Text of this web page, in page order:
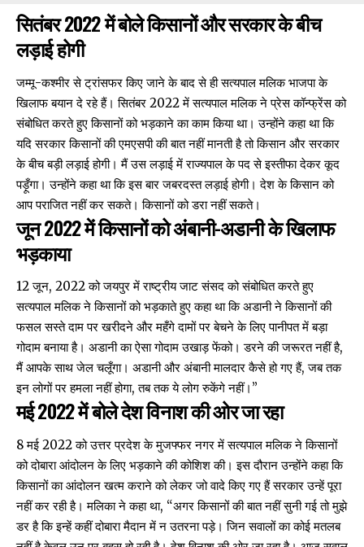
सितंबर 2022 में बोले किसानों और सरकार के बीच
लड़ाई होगी
जम्मू-कश्मीर से ट्रांसफर किए जाने के बाद से ही सत्यपाल मलिक भाजपा के
खिलाफ बयान दे रहे हैं। सितंबर 2022 में सत्यपाल मलिक ने प्रेस कॉन्फ्रेंस को
संबोधित करतेहुए किसानों को भड़काने का काम किया था। उन्होंने कहा था कि
यदि सरकार किसानों की एमएसपी की बात नहीं मानती है तो किसान और सरकार
के बीच बड़ी लड़ाई होगी। मैं उस लड़ाई में राज्यपाल के पद से इस्तीफा देकर कूद
पड़ूँगा। उन्होंने कहा था कि इस बार जबरदस्त लड़ाई होगी। देश के किसान को
आप पराजित नहीं कर सकते। किसानों को डरा नहीं सकते।
जून 2022 में किसानों को अंबानी-अडानी के खिलाफ
भड़काया
12 जून, 2022 को जयपुर में राष्ट्रीय जाट संसद को संबोधित करते हुए
सत्यपाल मलिक ने किसानों कोभड़काते हुएकहा था कि अडानी ने किसानों की
फसल सस्ते दाम पर खरीदने और महँगे दामों पर बेचने के लिए पानीपत में बड़ा
गोदाम बनाया है। अडानी का ऐसा गोदाम उखाड़ फेंको। डरने की जरूरत नहीं है,
मैं आपके साथ जेल चलूँगा। अडानी और अंबानी मालदार कैसे हो गए हैं, जब तक
इन लोगों पर हमला नहीं होगा, तब तक ये लोग रुकेंगे नहीं।”
मई 2022 में बोले देश विनाश की ओर जा रहा
8 मई 2022 को उत्तर प्रदेश के मुजफ्फर नगर में सत्यपाल मलिक ने किसानों
को दोबारा आंदोलन के लिए भड़काने कीकोशिश की। इस दौरान उन्होंने कहा कि
किसानों का आंदोलन खत्म कराने को लेकर जो वादे किए गए हैं सरकार उन्हें पूरा
नहीं कर रही है। मलिका ने कहा था, “अगर किसानों की बात नहीं सुनी गई तो मुझे
डर है कि इन्हें कहीं दोबारा मैदान में न उतरना पड़े। जिन सवालों का कोई मतलब